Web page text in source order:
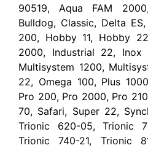
90519, Aqua FAM
Bulldog, Classic, Delta
200, Hobby 11, Hobby
2000, Industrial 22,
Multisystem 1200,
22, Omega 100, Plus
Pro 200, Pro 2000, Pro
70, Safari, Super 22,
Trionic 620-05, Trionic
Trionic 740-21, Trionic